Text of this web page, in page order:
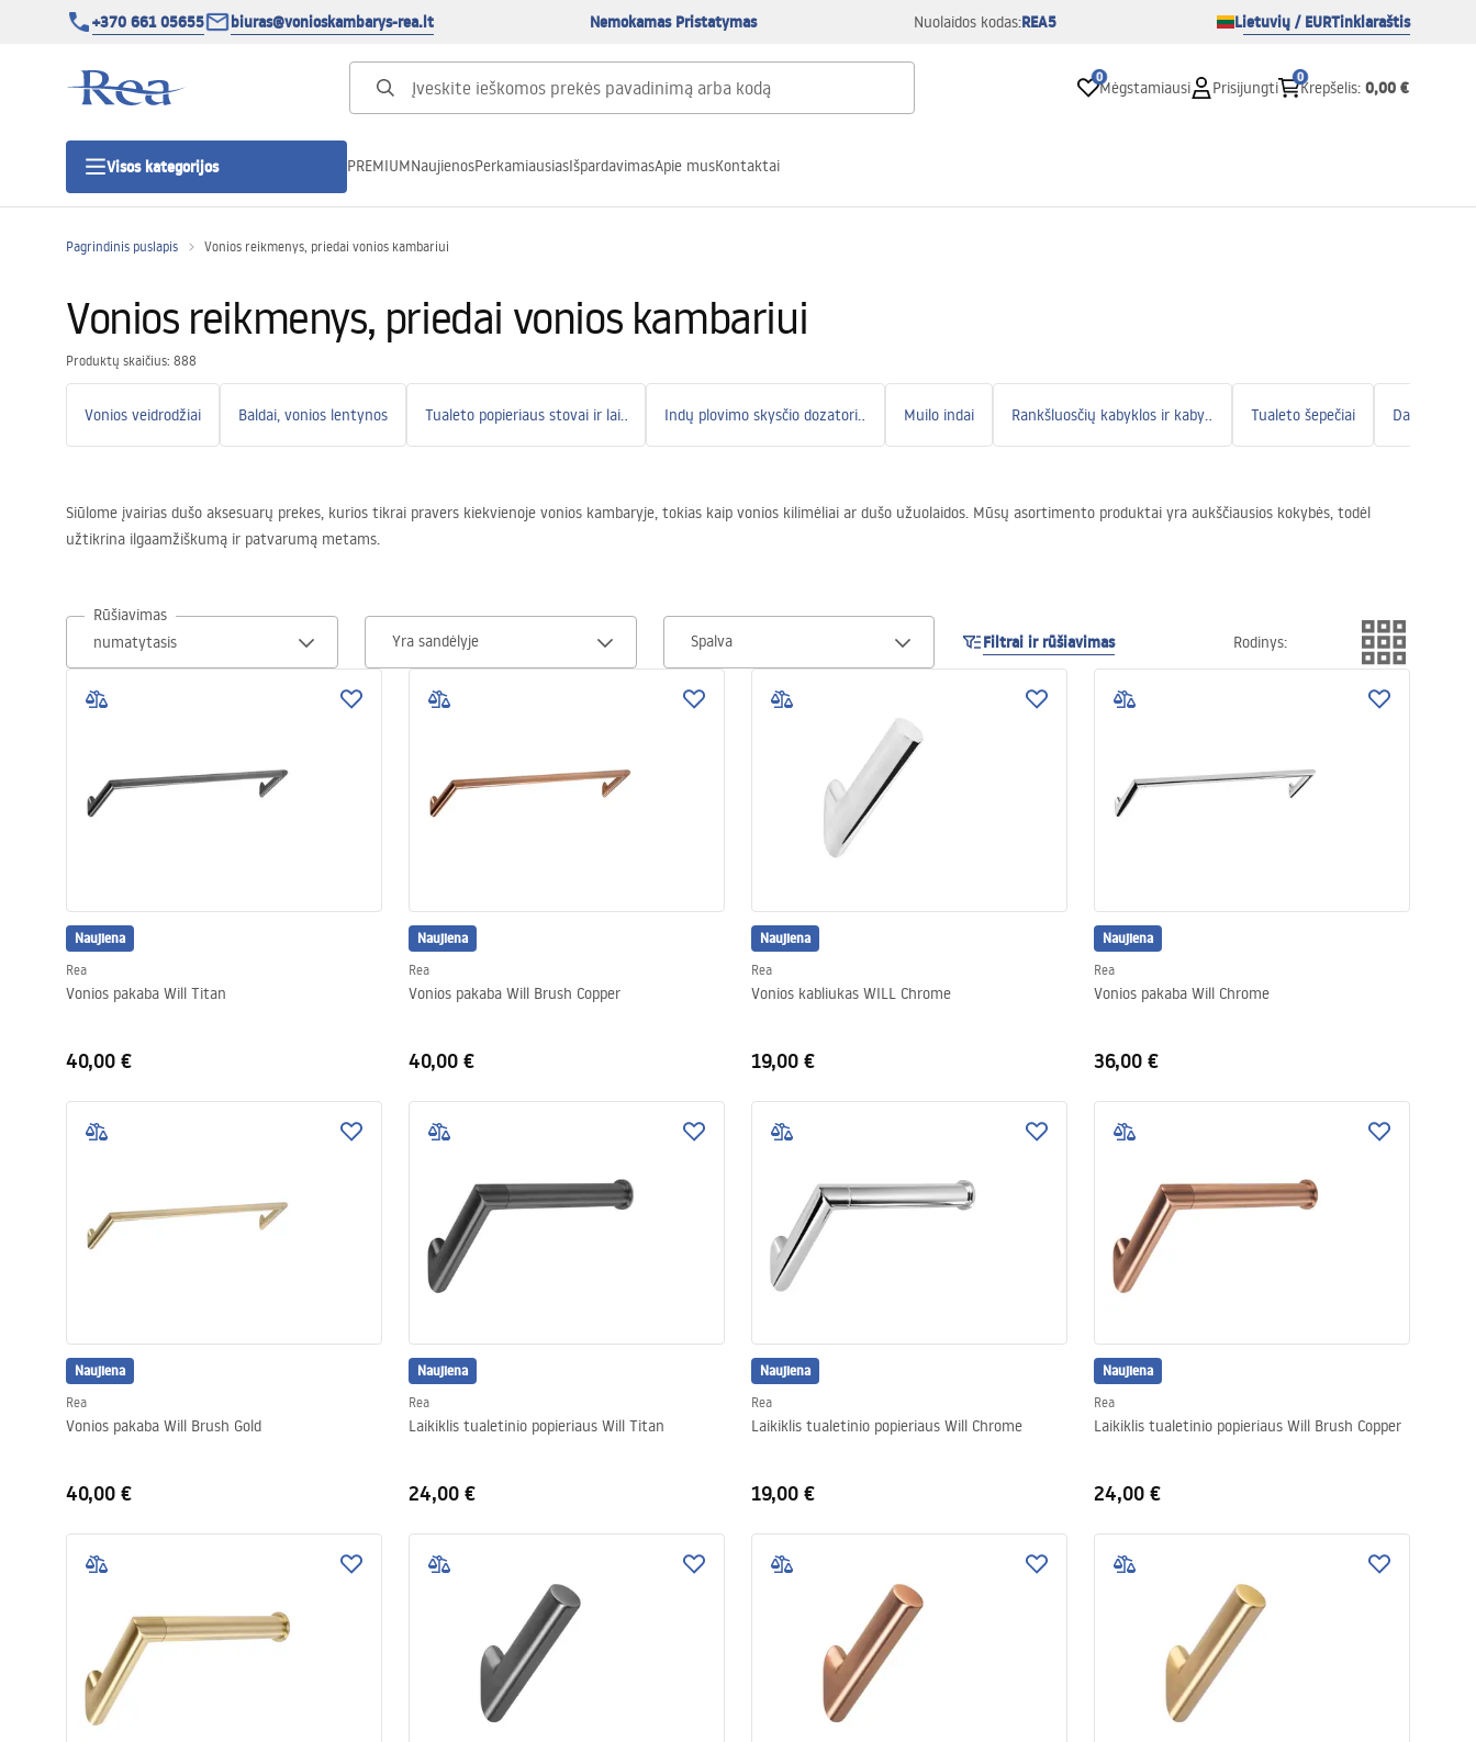
+370 661 05655 biuras@vonioskambarys-rea.lt Nemokamas Pristatymas Nuolaidos kodas:REA5 Lietuvių / EURTinklaraštis
0
Mėgstamiausi Prisijungti
0
Krepšelis: 0,00 €
Visos kategorijos
Dušo durys
Tualetai
Vonios ir ekranai
PREMIUMNaujienosPerkamiausiasIšpardavimasApie musKontaktai
Pagrindinis puslapis Vonios reikmenys, priedai vonios kambariui
Vonios reikmenys, priedai vonios kambariui
Produktų skaičius: 888
Vonios veidrodžiai Baldai, vonios lentynos Tualeto popieriaus stovai ir laikikliai Indų plovimo skysčio dozatoriai kriauklėje Muilo indai Rankšluosčių kabyklos ir kabyklos Tualeto šepečiai Dantų
Siūlome įvairias dušo aksesuarų prekes, kurios tikrai pravers kiekvienoje vonios kambaryje, tokias kaip vonios kilimėliai ar dušo užuolaidos. Mūsų asortimento produktai yra aukščiausios kokybės, todėl
užtikrina ilgaamžiškumą ir patvarumą metams.
Rūšiavimas
Yra sandėlyje
Spalva Filtrai ir rūšiavimas Rodinys:
Naujiena
Rea
Vonios pakaba Will Titan
40,00 €
Naujiena
Rea
Vonios pakaba Will Brush Copper
40,00 €
Naujiena
Rea
Vonios kabliukas WILL Chrome
19,00 €
Naujiena
Rea
Vonios pakaba Will Chrome
36,00 €
Naujiena
Rea
Vonios pakaba Will Brush Gold
40,00 €
Naujiena
Rea
Laikiklis tualetinio popieriaus Will Titan
24,00 €
Naujiena
Rea
Laikiklis tualetinio popieriaus Will Chrome
19,00 €
Naujiena
Rea
Laikiklis tualetinio popieriaus Will Brush Copper
24,00 €